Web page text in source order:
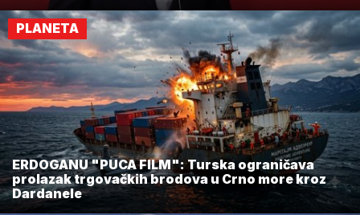
PLANETA
ERDOGANU "PUCA FILM": Turska ograničava
prolazak trgovačkih brodova u Crno more kroz
Dardanele